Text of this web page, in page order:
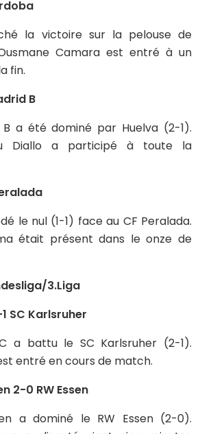
la victoire sur la pelouse de
Camara est entré à un
fin.
B
B a été dominé par Huelva (2-1).
Diallo a participé à toute la
le nul (1-1) face au CF Peralada.
était présent dans le onze de
3.Liga
SC Karlsruher
a battu le SC Karlsruher (2-1).
entré en cours de match.
2-0 RW Essen
a dominé le RW Essen (2-0).